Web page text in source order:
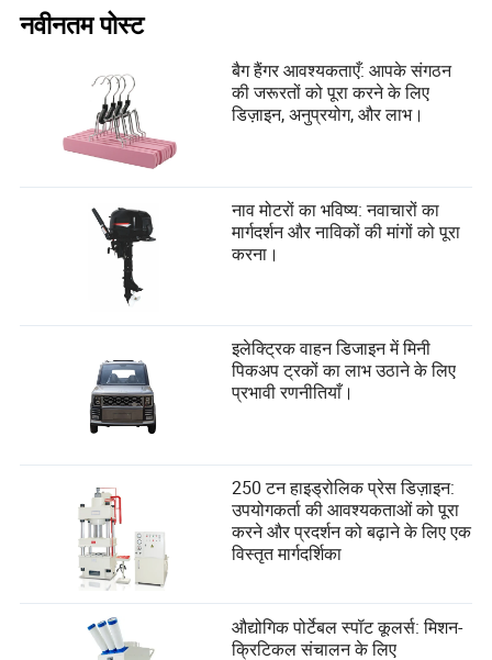
नवीनतम पोस्ट
बैग हैंगर आवश्यकताएँ: आपके संगठन
की जरूरतों को पूरा करने के लिए
डिज़ाइन, अनुप्रयोग, और लाभ।
नाव मोटरों का भविष्य: नवाचारों का
मार्गदर्शन और नाविकों की मांगों को पूरा
करना।
इलेक्ट्रिक वाहन डिजाइन में मिनी
पिकअप ट्रकों का लाभ उठाने के लिए
प्रभावी रणनीतियाँ।
250 टन हाइड्रोलिक प्रेस डिज़ाइन:
उपयोगकर्ता की आवश्यकताओं को पूरा
करने और प्रदर्शन को बढ़ाने के लिए एक
विस्तृत मार्गदर्शिका
औद्योगिक पोर्टेबल स्पॉट कूलर्स: मिशन-
क्रिटिकल संचालन के लिए